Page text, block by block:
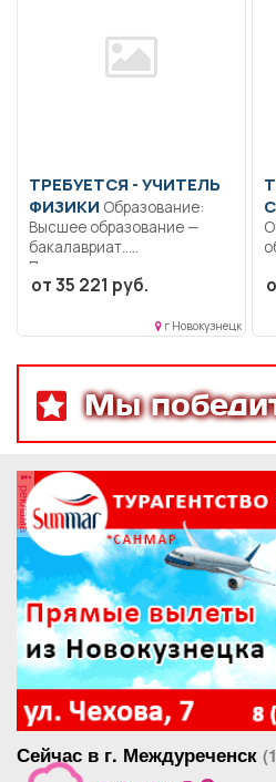
ТРЕБУЕТСЯ - УЧИТЕЛЬ
ФИЗИКИ
Высшее образование —
бакалавриат..
Преподавание уроков
физики в...
от 35 221 руб.
г Новокузнецк
Мы
реклама
Сейчас в г. Междуреченск